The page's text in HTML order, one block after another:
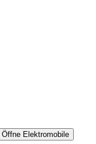
Öffne Elektromobile